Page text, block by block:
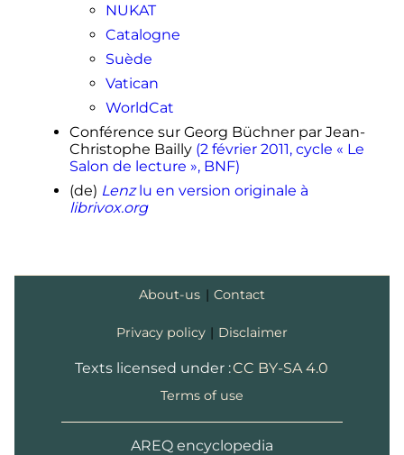
NUKAT
Catalogne
Suède
Vatican
WorldCat
Conférence sur Georg Büchner par Jean-
Christophe Bailly (2 février 2011, cycle « Le
Salon de lecture », BNF)
(de) Lenzlu en version originale à
librivox.org
About-us Contact
Privacy policy | Disclaimer
Texts licensed under :CC BY-SA 4.0
Terms of use
AREQ encyclopedia